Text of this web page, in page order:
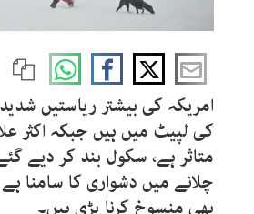
امریکہ کی بیشتر ریاستیں
کی لپیٹ میں ہیں جبکہ اکثر
متاثر ہے، سکول بند کر دیے
چلانے میں دشواری کا سامنا
بھی منسوخ کرنا پڑی ہیں۔